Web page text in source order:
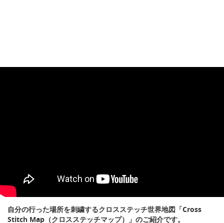
自分の行った場所を刺繍するクロスステッチ世界地図「Cross
Stitch Map（クロスステッチマップ）」のご紹介です。